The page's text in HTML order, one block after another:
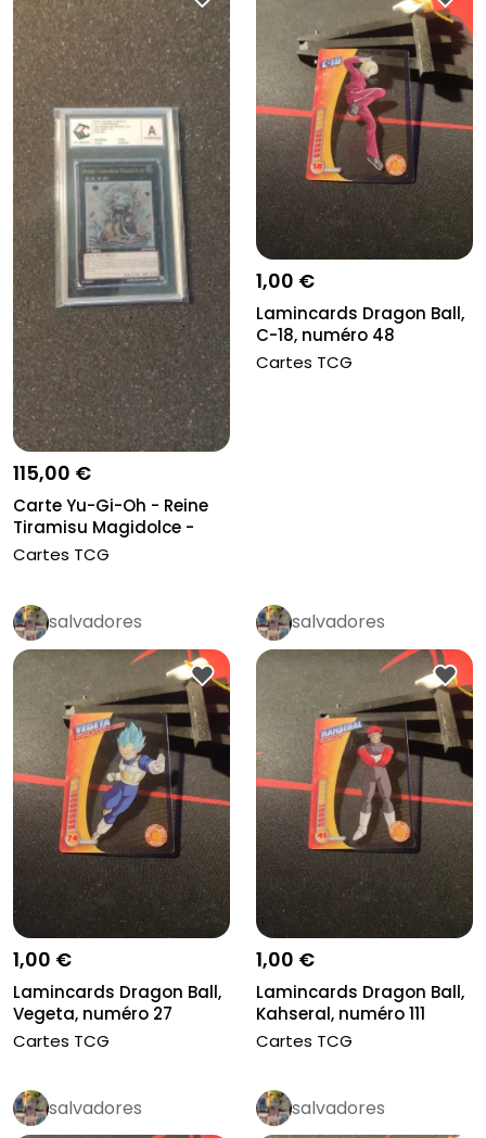
115,00 €
Carte Yu-Gi-Oh - Reine
Tiramisu Magidolce -
CCC g...
Cartes TCG
1,00 €
Lamincards Dragon Ball,
C-18, numéro 48
Cartes TCG
salvadores
1,00 €
Lamincards Dragon Ball,
Vegeta, numéro 27
Cartes TCG
salvadores
1,00 €
Lamincards Dragon Ball,
Kahseral, numéro 111
Cartes TCG
salvadores salvadores